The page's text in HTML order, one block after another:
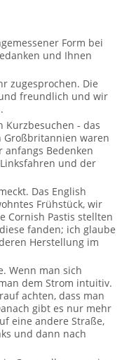
Form bei
und Ihnen
zugesprochen. Die
freundlich und wir
Kurzbesuchen - das
waren
anfangs Bedenken
und der
Das English
Frühstück, wir
Cornish Pastis stellten
fanden; ich glaube
Herstellung im
Wenn man sich
dem Strom intuitiv.
achten, dass man
gibt es nur mehr
eine andere Straße,
und dann nach